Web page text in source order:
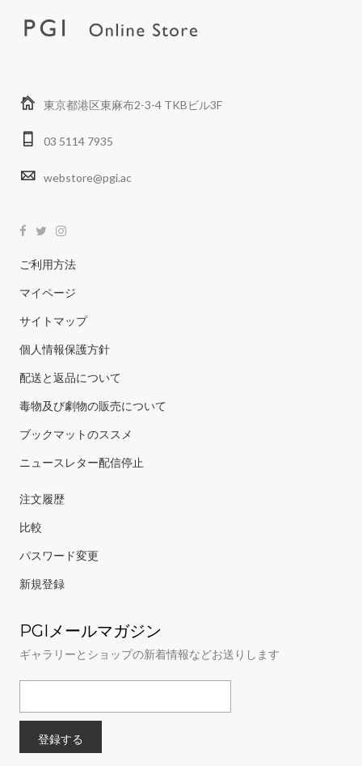
東京都港区東麻布2-3-4 TKBビル3F
03 5114 7935
webstore@pgi.ac
ご利用方法
マイページ
サイトマップ
個人情報保護方針
配送と返品について
毒物及び劇物の販売について
ブックマットのススメ
ニュースレター配信停止
注文履歴
比較
パスワード変更
新規登録
PGIメールマガジン
ギャラリーとショップの新着情報などお送りします